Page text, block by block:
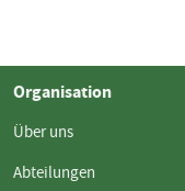
Organisation
Über uns
Abteilungen